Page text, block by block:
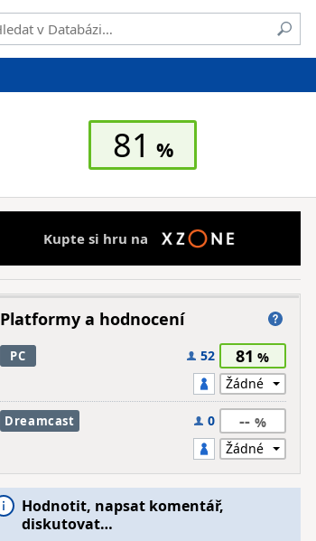
81
Kupte si hru na
Platformy a hodnocení
PC 52 81
Dreamcast 0 --
Hodnotit, napsat komentář,
diskutovat…